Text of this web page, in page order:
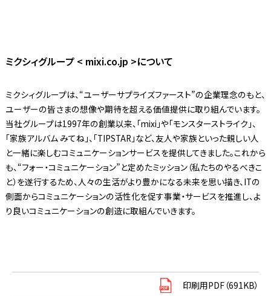
ミクシィグループ < mixi.co.jp >について
ミクシィグループは、“ユーザーサプライズファースト”の企業理念のもと、
ユーザーの皆さまの想像や期待を超える価値提供に取り組んでいます。
当社グループは1997年の創業以来、「mixi」や「モンスターストライク」、
「家族アルバム みてね」、「TIPSTAR」など、友人や家族といった親しい人
と一緒に楽しむコミュニケーションサービスを提供してきました。これから
も、“フォー・コミュニケーション”と定めたミッション（私たちのやるべきこ
と）を遂行するため、人々の生活がより豊かになる未来を思い描き、ITの
側面からコミュニケーションの活性化を促す事業・サービスを推進し、よ
り良いコミュニケーションの創造に取組んでいきます。
印刷用PDF（691KB）